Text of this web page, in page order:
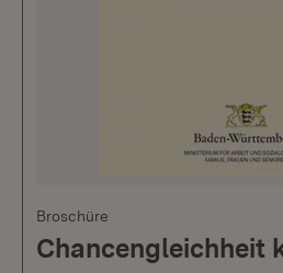
Broschüre
Chancengleichheit